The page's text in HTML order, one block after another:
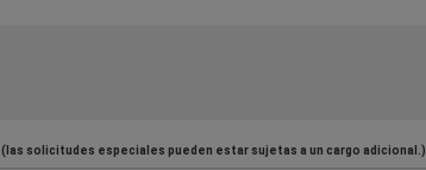
(las solicitudes especiales pueden estar sujetas a un cargo adicional.)